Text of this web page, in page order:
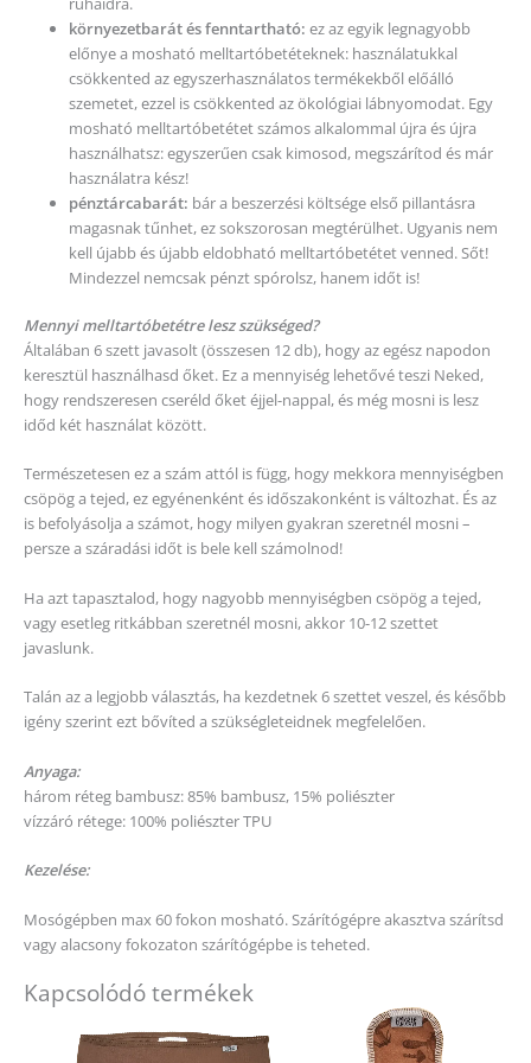
környezetbarát és fenntartható: ez az egyik legnagyobb
előnye a mosható melltartóbetéteknek: használatukkal
csökkented az egyszerhasználatos termékekből előálló
szemetet, ezzel is csökkented az ökológiai lábnyomodat. Egy
mosható melltartóbetétet számos alkalommal újra és újra
használhatsz: egyszerűen csak kimosod, megszárítod és már
használatra kész!
pénztárcabarát: bár a beszerzési költsége első pillantásra
magasnak tűnhet, ez sokszorosan megtérülhet. Ugyanis nem
kell újabb és újabb eldobható melltartóbetétet venned. Sőt!
Mindezzel nemcsak pénzt spórolsz, hanem időt is!
Mennyi melltartóbetétre lesz szükséged?
Általában 6 szett javasolt (összesen 12 db), hogy az egész napodon
keresztül használhasd őket. Ez a mennyiség lehetővé teszi Neked,
hogy rendszeresen cseréld őket éjjel-nappal, és még mosni is lesz
időd két használat között.
Természetesen ez a szám attól is függ, hogy mekkora mennyiségben
csöpög a tejed, ez egyénenként és időszakonként is változhat. És az
is befolyásolja a számot, hogy milyen gyakran szeretnél mosni –
persze a száradási időt is bele kell számolnod!
Ha azt tapasztalod, hogy nagyobb mennyiségben csöpög a tejed,
vagy esetleg ritkábban szeretnél mosni, akkor 10-12 szettet
javaslunk.
Talán az a legjobb választás, ha kezdetnek 6 szettet veszel, és később
igény szerint ezt bővíted a szükségleteidnek megfelelően.
Anyaga:
három réteg bambusz: 85% bambusz, 15% poliészter
vízzáró rétege: 100% poliészter TPU
Kezelése:
Mosógépben max 60 fokon mosható. Szárítógépre akasztva szárítsd
vagy alacsony fokozaton szárítógépbe is teheted.
Kapcsolódó termékek
a